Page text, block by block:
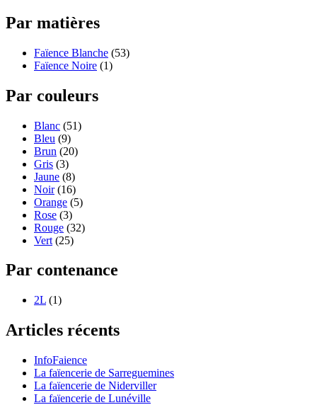
Par matières
Faïence Blanche (53)
Faïence Noire (1)
Par couleurs
Blanc (51)
Bleu (9)
Brun (20)
Gris (3)
Jaune (8)
Noir (16)
Orange (5)
Rose (3)
Rouge (32)
Vert (25)
Par contenance
2L (1)
Articles récents
InfoFaience
La faïencerie de Sarreguemines
La faïencerie de Niderviller
La faïencerie de Lunéville